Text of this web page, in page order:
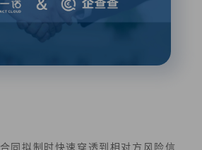
合同拟制时快速穿透到相对方风险信